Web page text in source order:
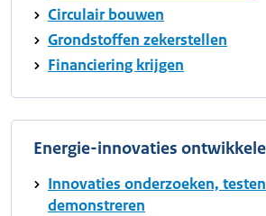
Circulair bouwen
Grondstoffen zekerstellen
Financiering krijgen
Energie-innovaties
Innovaties onderzoeken,
demonstreren